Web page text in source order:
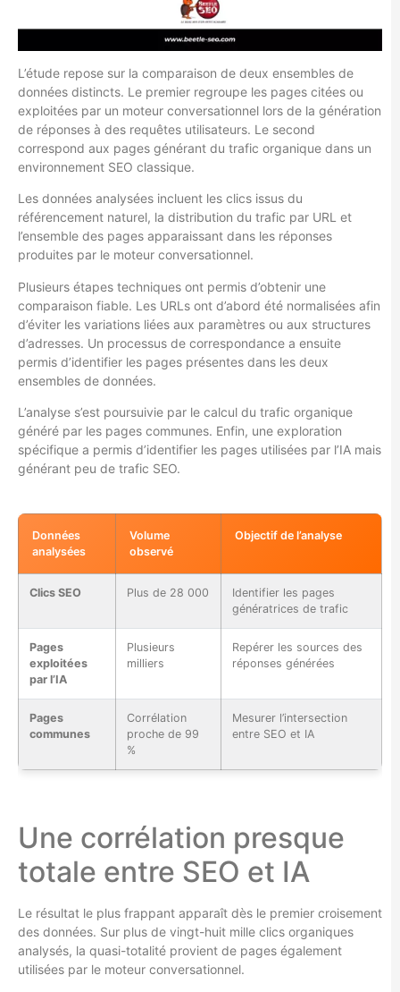
L’étude repose sur la comparaison de deux ensembles de
données distincts. Le premier regroupe les pages citées ou
exploitées par un moteur conversationnel lors de la génération
de réponses à des requêtes utilisateurs. Le second
correspond aux pages générant du trafic organique dans un
environnement SEO classique.
Les données analysées incluent les clics issus du
référencement naturel, la distribution du trafic par URL et
l’ensemble des pages apparaissant dans les réponses
produites par le moteur conversationnel.
Plusieurs étapes techniques ont permis d’obtenir une
comparaison fiable. Les URLs ont d’abord été normalisées afin
d’éviter les variations liées aux paramètres ou aux structures
d’adresses. Un processus de correspondance a ensuite
permis d’identifier les pages présentes dans les deux
ensembles de données.
L’analyse s’est poursuivie par le calcul du trafic organique
généré par les pages communes. Enfin, une exploration
spécifique a permis d’identifier les pages utilisées par l’IA mais
générant peu de trafic SEO.
Données
analysées
Volume
observé
Objectif de l’analyse
Clics SEO Plus de 28 000
Identifier les pages
génératrices de trafic
Pages
exploitées
par l’IA
Plusieurs
milliers
Repérer les sources des
réponses générées
Pages
communes
Corrélation
proche de 99
%
Mesurer l’intersection
entre SEO et IA
Une corrélation presque
totale entre SEO et IA
Le résultat le plus frappant apparaît dès le premier croisement
des données. Sur plus de vingt-huit mille clics organiques
analysés, la quasi-totalité provient de pages également
utilisées par le moteur conversationnel.